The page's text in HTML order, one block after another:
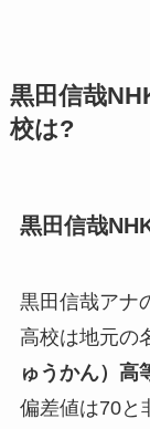
黒田信哉
校は?
黒田信哉
黒田信哉アナ
高校は地元の
ゅうかん）高
偏差値は70と